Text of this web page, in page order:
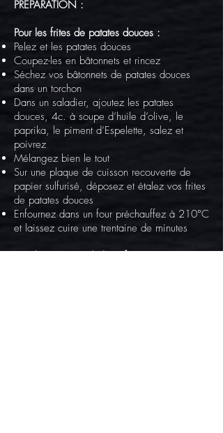
PRÉPARATION :
Pour les frites de patates douces :
Pelez et les patates douces
Coupez-les en bâtonnets et rincez
Séchez vos bâtonnets de patates douces
dans un torchon
Dans un saladier, ajoutez les patates
douces, 4c. à soupe d’huile d’olive, le
paprika, le piment d’Espelette, salez et
poivrez
Mélangez bien le tout
Sur une plaque de cuisson recouverte de
papier sulfurisé, déposez et étalez vos frites
de patates douces
Enfournez dans un four préchauffez à 210°C
et laissez cuire une trentaine de minutes